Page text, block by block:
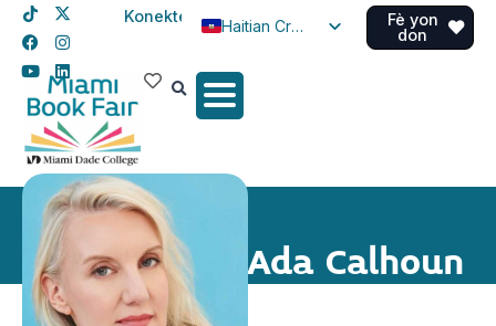
Konekte
Haitian Creole
Spanish
Fè yon
don
Ada Calhoun